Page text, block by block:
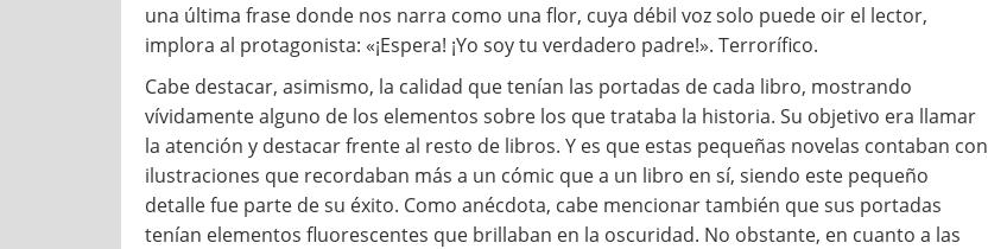
una última frase donde nos narra como una flor, cuya débil voz solo puede oir el lector,
implora al protagonista: «¡Espera! ¡Yo soy tu verdadero padre!». Terrorífico.
Cabe destacar, asimismo, la calidad que tenían las portadas de cada libro, mostrando
vívidamente alguno de los elementos sobre los que trataba la historia. Su objetivo era llamar
la atención y destacar frente al resto de libros. Y es que estas pequeñas novelas contaban con
ilustraciones que recordaban más a un cómic que a un libro en sí, siendo este pequeño
detalle fue parte de su éxito. Como anécdota, cabe mencionar también que sus portadas
tenían elementos fluorescentes que brillaban en la oscuridad. No obstante, en cuanto a las